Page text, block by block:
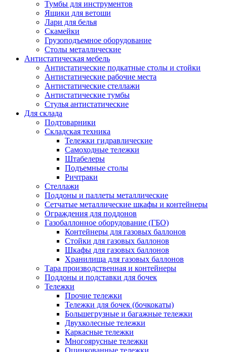
Тумбы для инструментов
Ящики для ветоши
Лари для белья
Скамейки
Грузоподъемное оборудование
Столы металлические
Антистатическая мебель
Антистатические подкатные столы и стойки
Антистатические рабочие места
Антистатические стеллажи
Антистатические тумбы
Стулья антистатические
Для склада
Подтоварники
Складская техника
Тележки гидравлические
Самоходные тележки
Штабелеры
Подъемные столы
Ричтраки
Стеллажи
Поддоны и паллеты металлические
Сетчатые металлические шкафы и контейнеры
Ограждения для поддонов
Газобаллонное оборудование (ГБО)
Контейнеры для газовых баллонов
Стойки для газовых баллонов
Шкафы для газовых баллонов
Хранилища для газовых баллонов
Тара производственная и контейнеры
Поддоны и подставки для бочек
Тележки
Прочие тележки
Тележки для бочек (бочкокаты)
Большегрузные и багажные тележки
Двухколесные тележки
Каркасные тележки
Многоярусные тележки
Оцинкованные тележки